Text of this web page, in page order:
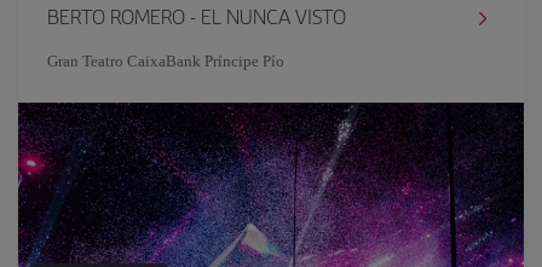
BERTO ROMERO - EL NUNCA VISTO
Gran Teatro CaixaBank Príncipe Pío